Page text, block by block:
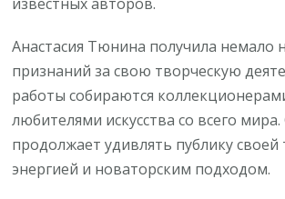
Анастасия Тюнина получила немало
признаний за свою творческую
работы собираются
любителями искусства со всего
продолжает удивлять публику своей
энергией и новаторским подходом.